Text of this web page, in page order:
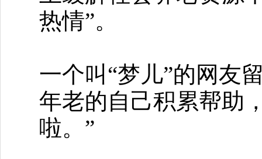
热情”。
一个叫“梦儿”的网友
年老的自己积累帮助
啦。”